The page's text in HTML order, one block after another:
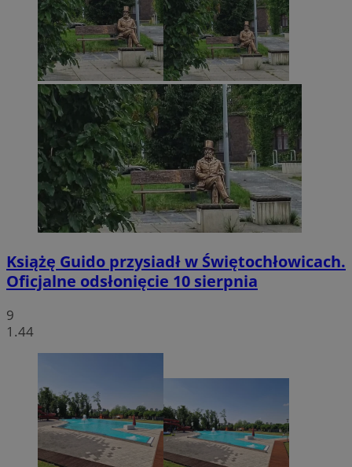
Książę Guido przysiadł w Świętochłowicach.
Oficjalne odsłonięcie 10 sierpnia
9
1.44